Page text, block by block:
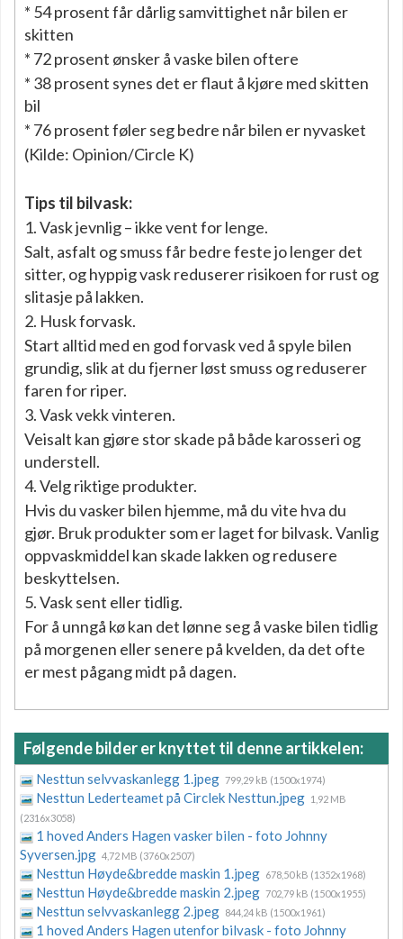
* 54 prosent får dårlig samvittighet når bilen er
skitten
* 72 prosent ønsker å vaske bilen oftere
* 38 prosent synes det er flaut å kjøre med skitten
bil
* 76 prosent føler seg bedre når bilen er nyvasket
(Kilde: Opinion/Circle K)
Tips til bilvask:
1. Vask jevnlig – ikke vent for lenge.
Salt, asfalt og smuss får bedre feste jo lenger det
sitter, og hyppig vask reduserer risikoen for rust og
slitasje på lakken.
2. Husk forvask.
Start alltid med en god forvask ved å spyle bilen
grundig, slik at du fjerner løst smuss og reduserer
faren for riper.
3. Vask vekk vinteren.
Veisalt kan gjøre stor skade på både karosseri og
understell.
4. Velg riktige produkter.
Hvis du vasker bilen hjemme, må du vite hva du
gjør. Bruk produkter som er laget for bilvask. Vanlig
oppvaskmiddel kan skade lakken og redusere
beskyttelsen.
5. Vask sent eller tidlig.
For å unngå kø kan det lønne seg å vaske bilen tidlig
på morgenen eller senere på kvelden, da det ofte
er mest pågang midt på dagen.
Følgende bilder er knyttet til denne artikkelen:
Nesttun selvvaskanlegg 1.jpeg 799,29 kB (1500x1974)
Nesttun Lederteamet på Circlek Nesttun.jpeg 1,92 MB
(2316x3058)
1 hoved Anders Hagen vasker bilen - foto Johnny
Syversen.jpg 4,72 MB (3760x2507)
Nesttun Høyde&bredde maskin 1.jpeg 678,50 kB (1352x1968)
Nesttun Høyde&bredde maskin 2.jpeg 702,79 kB (1500x1955)
Nesttun selvvaskanlegg 2.jpeg 844,24 kB (1500x1961)
1 hoved Anders Hagen utenfor bilvask - foto Johnny